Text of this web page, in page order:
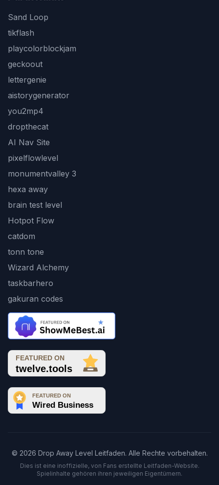
Sand Loop
tikflash
playcolorblockjam
geckoout
lettergenie
aistorygenerator
you2mp4
dropthecat
AI Nav Site
pixelflowlevel
monumentvalley 3
hexa away
brain test level
Hotpot Flow
catdom
tonn tone
Wizard Alchemy
taskbarhero
gakuran codes
© 2026 Drop Away Level Leitfaden. Alle Rechte vorbehalten.
Dies ist eine inoffizielle, von Fans erstellte Leitfaden-Website.
Spielinhalte gehören ihren jeweiligen Eigentümern.